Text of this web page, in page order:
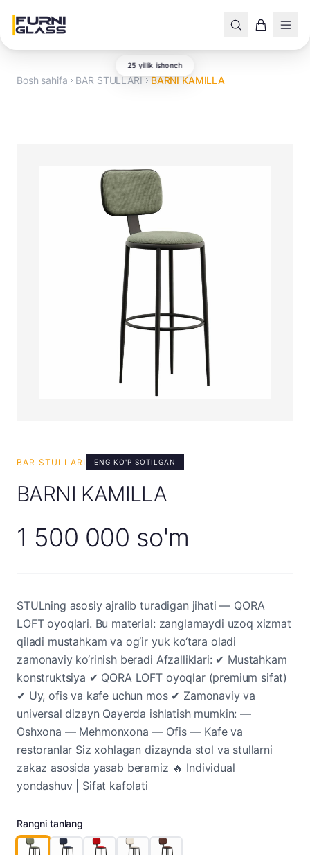
25 yillik ishonch
Bosh sahifa BAR STULLARI BARNI KAMILLA
BAR STULLARI ENG KO'P SOTILGAN
BARNI KAMILLA
1 500 000 so'm
STULning asosiy ajralib turadigan jihati — QORA
LOFT oyoqlari. Bu material: zanglamaydi uzoq xizmat
qiladi mustahkam va og‘ir yuk ko‘tara oladi
zamonaviy ko‘rinish beradi Afzalliklari: ✔ Mustahkam
konstruktsiya ✔ QORA LOFT oyoqlar (premium sifat)
✔ Uy, ofis va kafe uchun mos ✔ Zamonaviy va
universal dizayn Qayerda ishlatish mumkin: —
Oshxona — Mehmonxona — Ofis — Kafe va
restoranlar Siz xohlagan dizaynda stol va stullarni
zakaz asosida yasab beramiz 🔥 Individual
yondashuv | Sifat kafolati
Rangni tanlang